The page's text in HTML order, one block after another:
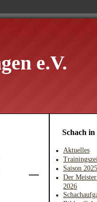
e.V.
Schach in
Aktuelles
Saison
Der
2026